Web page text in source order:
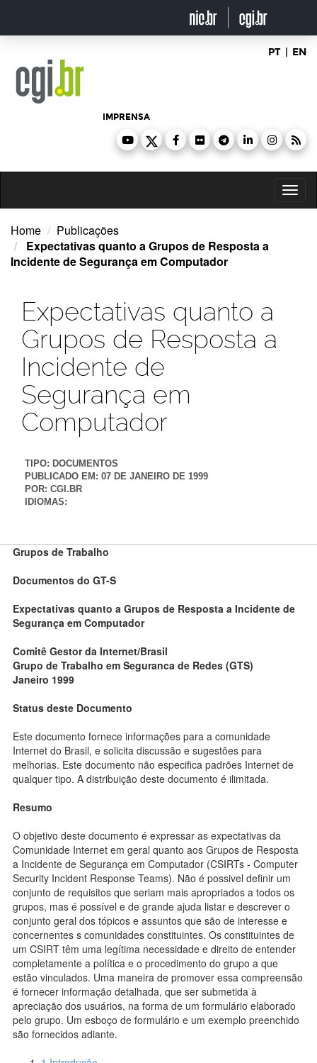
o
PT | EN
IMPRENSA
Home
Publicações
Expectativas quanto a Grupos de Resposta a
Incidente de Segurança em Computador
Expectativas quanto a
Grupos de Resposta a
Incidente de
Segurança em
Computador
TIPO: DOCUMENTOS
PUBLICADO EM: 07 DE JANEIRO DE 1999
POR: CGI.BR
IDIOMAS:
Grupos de Trabalho
Documentos do GT-S
Expectativas quanto a Grupos de Resposta a Incidente de
Segurança em Computador
Comitê Gestor da Internet/Brasil
Grupo de Trabalho em Seguranca de Redes (GTS)
Janeiro 1999
Status deste Documento
Este documento fornece informações para a comunidade
Internet do Brasil, e solicita discussão e sugestões para
melhorias. Este documento não especifica padrões Internet de
qualquer tipo. A distribuição deste documento é ilimitada.
Resumo
O objetivo deste documento é expressar as expectativas da
Comunidade Internet em geral quanto aos Grupos de Resposta
a Incidente de Segurança em Computador (CSIRTs - Computer
Security Incident Response Teams). Não é possivel definir um
conjunto de requisitos que seriam mais apropriados a todos os
grupos, mas é possível e de grande ajuda listar e descrever o
conjunto geral dos tópicos e assuntos que são de interesse e
concernentes s comunidades constituintes. Os constituintes de
um CSIRT têm uma legítima necessidade e direito de entender
completamente a política e o procedimento do grupo a que
estão vinculados. Uma maneira de promover essa compreensão
é fornecer informação detalhada, que ser submetida à
apreciação dos usuários, na forma de um formulário elaborado
pelo grupo. Um esboço de formulário e um exemplo preenchido
são fornecidos adiante.